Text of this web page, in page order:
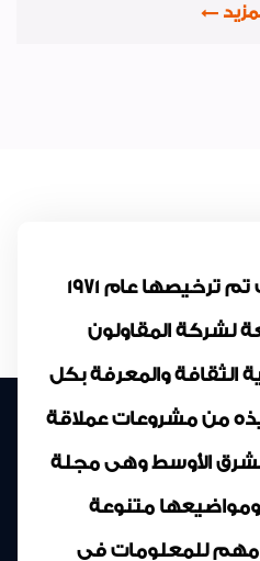
مجلة المقاولون العرب تم ترخيصها عام 1971
لشركة المقاولون
الثقافة والمعرفة بكل
من مشروعات عملاقة
الأوسط وهى مجلة
متنوعة
للمعلومات فى